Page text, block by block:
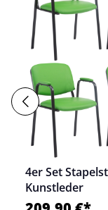
4er Set
Kunstleder